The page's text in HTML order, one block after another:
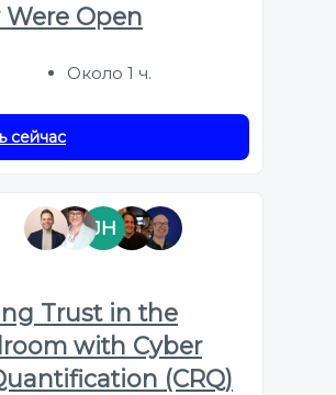
Were Open
Около 1 ч.
сейчас
JH
Trust in the
with Cyber
(CRQ)